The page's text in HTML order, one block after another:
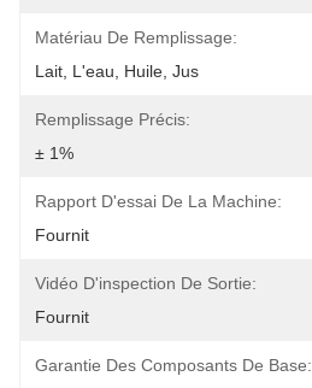
Matériau De Remplissage:
Lait, L'eau, Huile, Jus
Remplissage Précis:
± 1%
Rapport D'essai De La Machine:
Fournit
Vidéo D'inspection De Sortie:
Fournit
Garantie Des Composants De Base: